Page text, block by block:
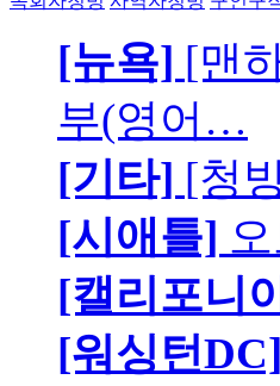
[뉴욕] [맨
부(영어…
[기타] [청
[시애틀]
[캘리포니
[워싱턴DC]